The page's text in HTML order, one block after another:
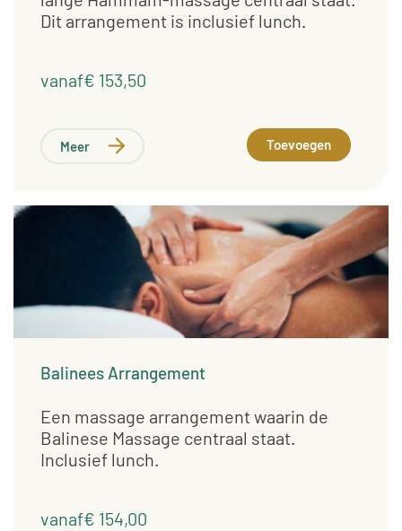
Dit arrangement is inclusief lunch.
vanaf€ 153,50
Meer Toevoegen
Balinees Arrangement
Een massage arrangement waarin de
Balinese Massage centraal staat.
Inclusief lunch.
vanaf€ 154,00